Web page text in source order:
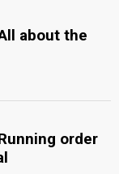
about the
order